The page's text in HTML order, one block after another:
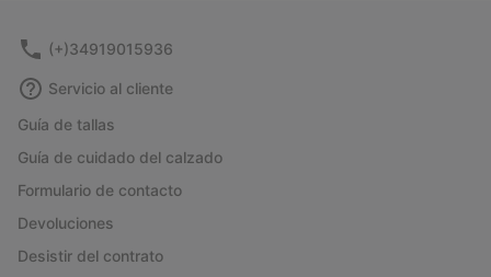
(+)34919015936
Servicio al cliente
Guía de tallas
Guía de cuidado del calzado
Formulario de contacto
Devoluciones
Desistir del contrato